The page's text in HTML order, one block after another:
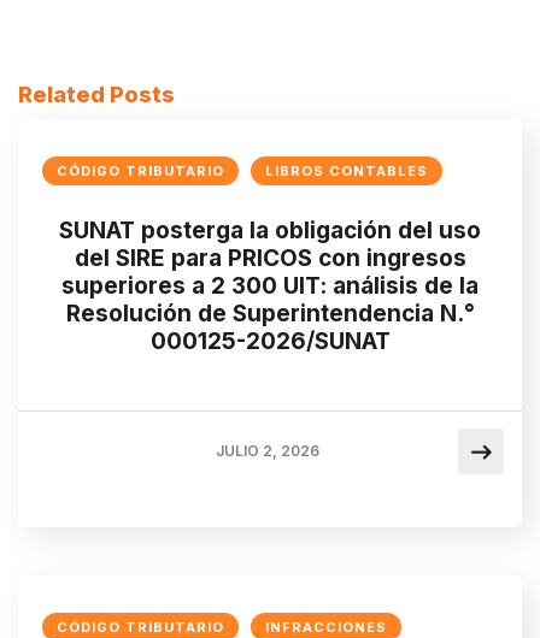
Related Posts
CÓDIGO TRIBUTARIO LIBROS CONTABLES
SUNAT posterga la obligación del uso
del SIRE para PRICOS con ingresos
superiores a 2 300 UIT: análisis de la
Resolución de Superintendencia N.°
000125-2026/SUNAT
JULIO 2, 2026
CÓDIGO TRIBUTARIO INFRACCIONES